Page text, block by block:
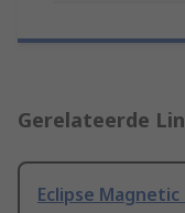
Gerelateerde
Eclipse